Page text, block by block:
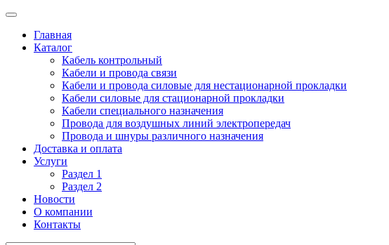
Главная
Каталог
Кабель контрольный
Кабели и провода связи
Кабели и провода силовые для нестационарной прокладки
Кабели силовые для стационарной прокладки
Кабели специального назначения
Провода для воздушных линий электропередач
Провода и шнуры различного назначения
Доставка и оплата
Услуги
Раздел 1
Раздел 2
Новости
О компании
Контакты